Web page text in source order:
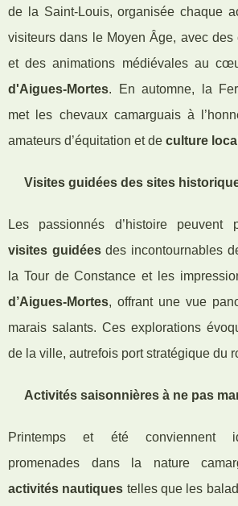
de la Saint-Louis, organisée chaque
visiteurs dans le Moyen Âge, avec des
et des animations médiévales au
d'Aigues-Mortes. En automne, la
met les chevaux camarguais à
amateurs d’équitation et de culture
Visites guidées des sites
Les passionnés d’histoire peuvent
visites guidéesdes incontournables
la Tour de Constance et les
d’Aigues-Mortes, offrant une vue
marais salants. Ces explora­tions
de la ville, autrefois port stratégique du
Activités saisonnières à ne pas
Printemps et été conviennent
promenades dans la nature
activités nautiques telles que les